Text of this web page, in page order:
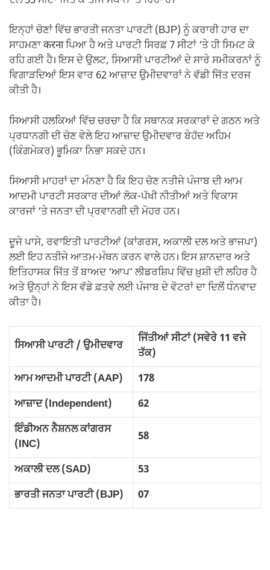
ਇਨ੍ਹਾਂ ਚੋਣਾਂ ਵਿੱਚ ਭਾਰਤੀ ਜਨਤਾ ਪਾਰਟੀ (BJP) ਨੂੰ ਕਰਾਰੀ ਹਾਰ ਦਾ
ਸਾਹਮਣਾ करना ਪਿਆ ਹੈ ਅਤੇ ਪਾਰਟੀ ਸਿਰਫ਼ 7 ਸੀਟਾਂ ‘ਤੇ ਹੀ ਸਿਮਟ ਕੇ
ਰਹਿ ਗਈ ਹੈ। ਇਸ ਦੇ ਉਲਟ, ਸਿਆਸੀ ਪਾਰਟੀਆਂ ਦੇ ਸਾਰੇ ਸਮੀਕਰਨਾਂ ਨੂੰ
ਵਿਗਾੜਦਿਆਂ ਇਸ ਵਾਰ 62 ਆਜ਼ਾਦ ਉਮੀਦਵਾਰਾਂ ਨੇ ਵੱਡੀ ਜਿੱਤ ਦਰਜ
ਕੀਤੀ ਹੈ।
ਸਿਆਸੀ ਹਲਕਿਆਂ ਵਿੱਚ ਚਰਚਾ ਹੈ ਕਿ ਸਥਾਨਕ ਸਰਕਾਰਾਂ ਦੇ ਗਠਨ ਅਤੇ
ਪ੍ਰਧਾਨਗੀ ਦੀ ਚੋਣ ਵੇਲੇ ਇਹ ਆਜ਼ਾਦ ਉਮੀਦਵਾਰ ਬੇਹੱਦ ਅਹਿਮ
(ਕਿੰਗਮੇਕਰ) ਭੂਮਿਕਾ ਨਿਭਾ ਸਕਦੇ ਹਨ।
ਸਿਆਸੀ ਮਾਹਰਾਂ ਦਾ ਮੰਨਣਾ ਹੈ ਕਿ ਇਹ ਚੋਣ ਨਤੀਜੇ ਪੰਜਾਬ ਦੀ ਆਮ
ਆਦਮੀ ਪਾਰਟੀ ਸਰਕਾਰ ਦੀਆਂ ਲੋਕ-ਪੱਖੀ ਨੀਤੀਆਂ ਅਤੇ ਵਿਕਾਸ
ਕਾਰਜਾਂ ‘ਤੇ ਜਨਤਾ ਦੀ ਪ੍ਰਵਾਨਗੀ ਦੀ ਮੋਹਰ ਹਨ।
ਦੂਜੇ ਪਾਸੇ, ਰਵਾਇਤੀ ਪਾਰਟੀਆਂ (ਕਾਂਗਰਸ, ਅਕਾਲੀ ਦਲ ਅਤੇ ਭਾਜਪਾ)
ਲਈ ਇਹ ਨਤੀਜੇ ਆਤਮ-ਮੰਥਨ ਕਰਨ ਵਾਲੇ ਹਨ। ਇਸ ਸ਼ਾਨਦਾਰ ਅਤੇ
ਇਤਿਹਾਸਕ ਜਿੱਤ ਤੋਂ ਬਾਅਦ ‘ਆਪ’ ਲੀਡਰਸ਼ਿਪ ਵਿੱਚ ਖ਼ੁਸ਼ੀ ਦੀ ਲਹਿਰ ਹੈ
ਅਤੇ ਉਨ੍ਹਾਂ ਨੇ ਇਸ ਵੱਡੇ ਫ਼ਤਵੇ ਲਈ ਪੰਜਾਬ ਦੇ ਵੋਟਰਾਂ ਦਾ ਦਿਲੋਂ ਧੰਨਵਾਦ
ਕੀਤਾ ਹੈ।
ਸਿਆਸੀ ਪਾਰਟੀ / ਉਮੀਦਵਾਰ
ਜਿੱਤੀਆਂ ਸੀਟਾਂ (ਸਵੇਰੇ 11 ਵਜੇ
ਤੱਕ)
ਆਮ ਆਦਮੀ ਪਾਰਟੀ (AAP)
178
ਆਜ਼ਾਦ (Independent)
62
ਇੰਡੀਅਨ ਨੈਸ਼ਨਲ ਕਾਂਗਰਸ
(INC)
58
ਅਕਾਲੀ ਦਲ (SAD)
53
ਭਾਰਤੀ ਜਨਤਾ ਪਾਰਟੀ (BJP)
07